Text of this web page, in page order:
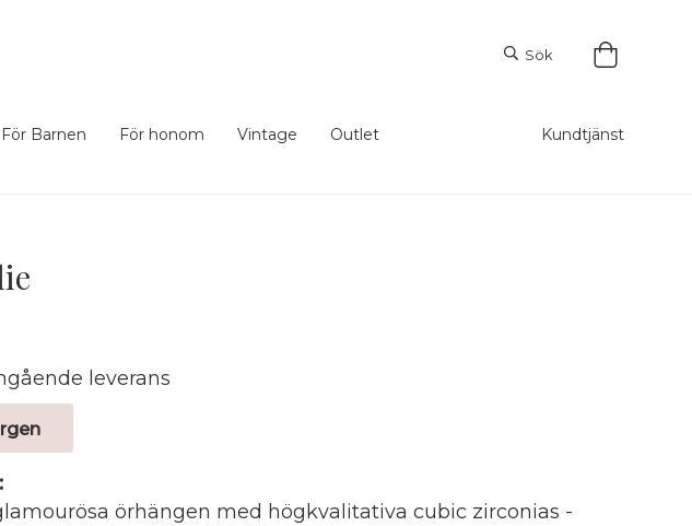
Sök
För Barnen För honom Vintage
Outlet
Kundtjänst
leverans
örhängen med högkvalitativa cubic zirconias -